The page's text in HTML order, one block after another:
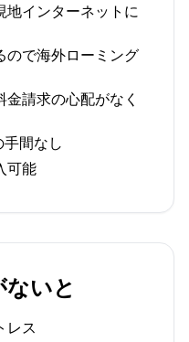
地インターネットに
ので海外ローミング
請求の心配がなく
間なし
可能
いと
レス